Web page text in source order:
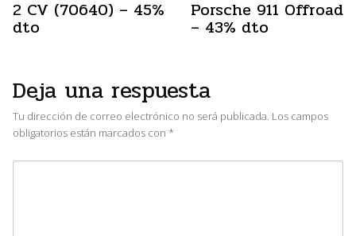
2 CV (70640) – 45%
dto
Porsche 911 Offroad
– 43% dto
Deja una respuesta
Tu dirección de correo electrónico no será publicada. Los campos
obligatorios están marcados con *